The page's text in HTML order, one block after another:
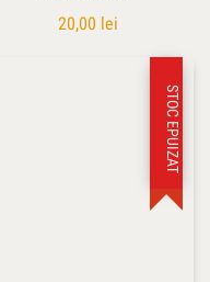
20,00 lei
STOC EPUIZAT